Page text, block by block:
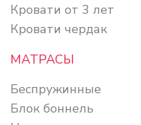
Кровати от 3 лет
Кровати чердак
МАТРАСЫ
Беспружинные
Блок боннель